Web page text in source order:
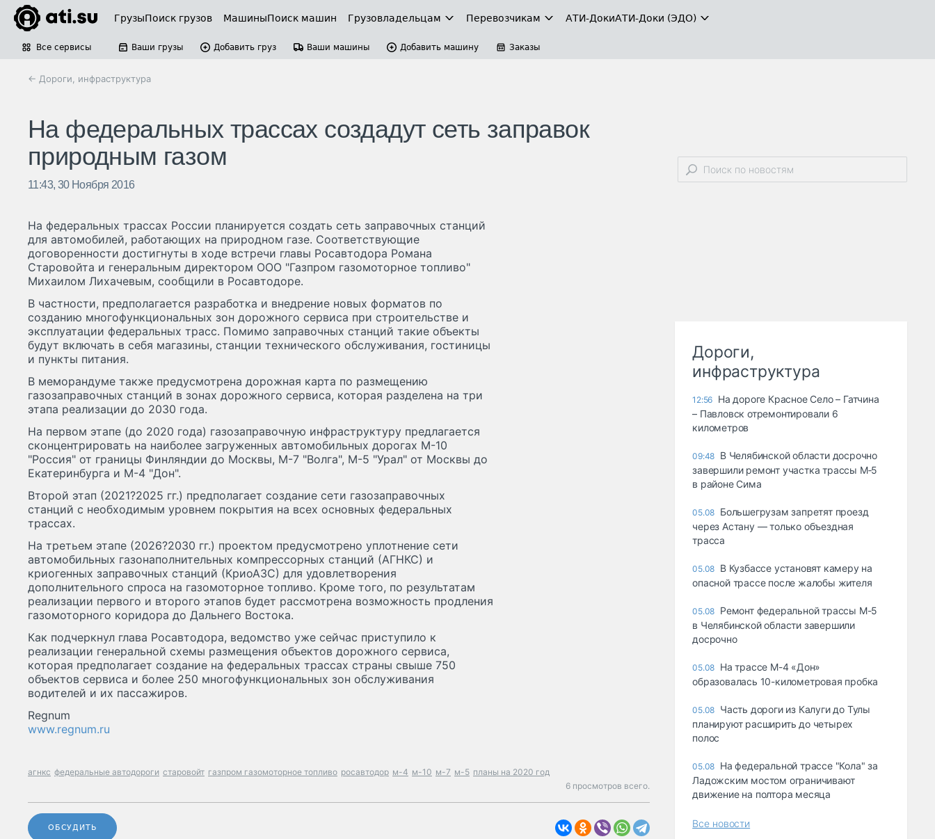
ГрузыПоиск грузов МашиныПоиск машин Грузовладельцам Перевозчикам АТИ-ДокиАТИ-Доки (ЭДО)
Все сервисы Ваши грузы Добавить груз Ваши машины Добавить машину Заказы
← Дороги, инфраструктура
На федеральных трассах создадут сеть заправок
природным газом
11:43, 30 Ноября 2016
На федеральных трассах России планируется создать сеть заправочных станций
для автомобилей, работающих на природном газе. Соответствующие
договоренности достигнуты в ходе встречи главы Росавтодора Романа
Старовойта и генеральным директором ООО "Газпром газомоторное топливо"
Михаилом Лихачевым, сообщили в Росавтодоре.
В частности, предполагается разработка и внедрение новых форматов по
созданию многофункциональных зон дорожного сервиса при строительстве и
эксплуатации федеральных трасс. Помимо заправочных станций такие объекты
будут включать в себя магазины, станции технического обслуживания, гостиницы
и пункты питания.
В меморандуме также предусмотрена дорожная карта по размещению
газозаправочных станций в зонах дорожного сервиса, которая разделена на три
этапа реализации до 2030 года.
На первом этапе (до 2020 года) газозаправочную инфраструктуру предлагается
сконцентрировать на наиболее загруженных автомобильных дорогах М-10
"Россия" от границы Финляндии до Москвы, М-7 "Волга", М-5 "Урал" от Москвы до
Екатеринбурга и М-4 "Дон".
Второй этап (2021?2025 гг.) предполагает создание сети газозаправочных
станций с необходимым уровнем покрытия на всех основных федеральных
трассах.
На третьем этапе (2026?2030 гг.) проектом предусмотрено уплотнение сети
автомобильных газонаполнительных компрессорных станций (АГНКС) и
криогенных заправочных станций (КриоАЗС) для удовлетворения
дополнительного спроса на газомоторное топливо. Кроме того, по результатам
реализации первого и второго этапов будет рассмотрена возможность продления
газомоторного коридора до Дальнего Востока.
Как подчеркнул глава Росавтодора, ведомство уже сейчас приступило к
реализации генеральной схемы размещения объектов дорожного сервиса,
которая предполагает создание на федеральных трассах страны свыше 750
объектов сервиса и более 250 многофункциональных зон обслуживания
водителей и их пассажиров.
Regnum
www.regnum.ru
агнкс федеральные автодороги старовойт газпром газомоторное топливо росавтодор м-4 м-10 м-7 м-5 планы на 2020 год
6 просмотров всего.
ОБСУДИТЬ
Дороги,
инфраструктура
12:56 На дороге Красное Село – Гатчина
– Павловск отремонтировали 6
километров
09:48 В Челябинской области досрочно
завершили ремонт участка трассы М‑5
в районе Сима
05.08 Большегрузам запретят проезд
через Астану — только объездная
трасса
05.08 В Кузбассе установят камеру на
опасной трассе после жалобы жителя
05.08 Ремонт федеральной трассы М-5
в Челябинской области завершили
досрочно
05.08 На трассе М-4 «Дон»
образовалась 10-километровая пробка
05.08 Часть дороги из Калуги до Тулы
планируют расширить до четырех
полос
05.08 На федеральной трассе "Кола" за
Ладожским мостом ограничивают
движение на полтора месяца
Все новости